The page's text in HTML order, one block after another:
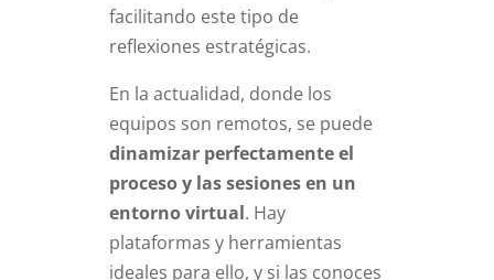
facilitando este tipo de
reflexiones estratégicas.
En la actualidad, donde los
equipos son remotos, se puede
dinamizar perfectamente el
proceso y las sesiones en un
entorno virtual. Hay
plataformas y herramientas
ideales para ello, y si las conoces